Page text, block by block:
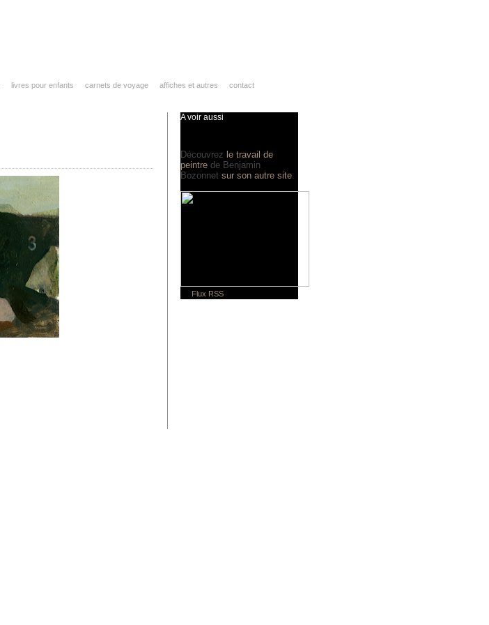
livres pour enfants carnets de voyage affiches et autres contact
A voir aussi
Découvrez le travail de
peintre de Benjamin
Bozonnet sur son autre site.
Flux RSS